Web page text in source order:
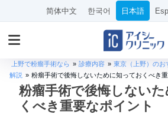
简体中文 한국어 日本語
上野で粉瘤手術なら » 診療内容 » 東京（上野）のお
解説 » 粉瘤手術で後悔しないために知っておくべき
粉瘤手術で後悔しない
くべき重要なポイント